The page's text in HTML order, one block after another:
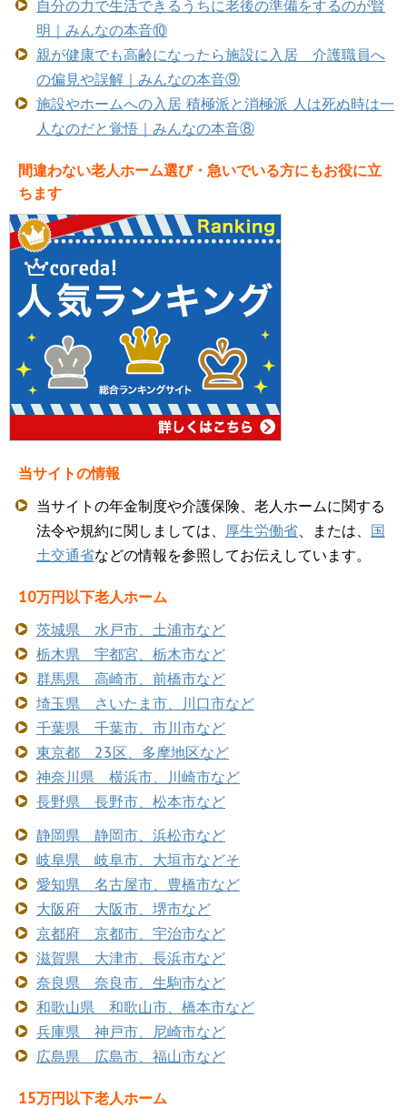
自分の力で生活できるうちに老後の準備をするのが賢
明｜みんなの本音⑩
親が健康でも高齢になったら施設に入居 介護職員へ
の偏見や誤解｜みんなの本音⑨
施設やホームへの入居 積極派と消極派 人は死ぬ時は一
人なのだと覚悟｜みんなの本音⑧
間違わない老人ホーム選び・急いでいる方にもお役に立
ちます
当サイトの情報
当サイトの年金制度や介護保険、老人ホームに関する
法令や規約に関しましては、 厚生労働省 、または、 国
土交通省などの情報を参照してお伝えしています。
10万円以下老人ホーム
茨城県 水戸市、土浦市など
栃木県 宇都宮、栃木市など
群馬県 高崎市、前橋市など
埼玉県 さいたま市、川口市など
千葉県 千葉市、市川市など
東京都 23区、多摩地区など
神奈川県 横浜市、川崎市など
長野県 長野市、松本市など
静岡県 静岡市、浜松市など
岐阜県 岐阜市、大垣市などそ
愛知県 名古屋市、豊橋市など
大阪府 大阪市、堺市など
京都府 京都市、宇治市など
滋賀県 大津市、長浜市など
奈良県 奈良市、生駒市など
和歌山県 和歌山市、橋本市など
兵庫県 神戸市、尼崎市など
広島県 広島市、福山市など
15万円以下老人ホーム